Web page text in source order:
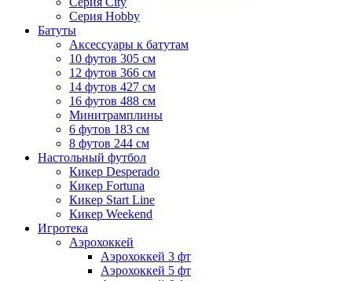
Серия Hobby
Батуты
Аксессуары к батутам
10 футов 305 см
12 футов 366 см
14 футов 427 см
16 футов 488 см
Минитрамплины
6 футов 183 см
8 футов 244 см
Настольный футбол
Кикер Desperado
Кикер Fortuna
Кикер Start Line
Кикер Weekend
Игротека
Аэрохоккей
Аэрохоккей 3 фт
Аэрохоккей 5 фт